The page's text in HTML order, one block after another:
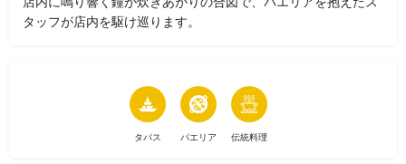
タッフが店内を駆け巡ります。
タパス パエリア 伝統料理